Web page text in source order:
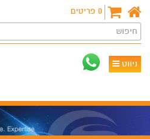
0 פריטים
חיפוש
ניווט